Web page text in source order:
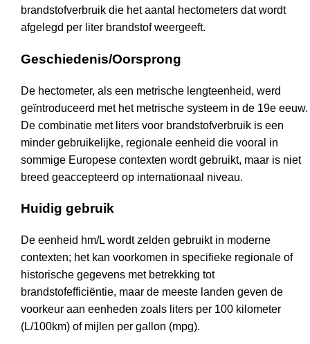
brandstofverbruik die het aantal hectometers dat wordt
afgelegd per liter brandstof weergeeft.
Geschiedenis/Oorsprong
De hectometer, als een metrische lengteenheid, werd
geïntroduceerd met het metrische systeem in de 19e eeuw.
De combinatie met liters voor brandstofverbruik is een
minder gebruikelijke, regionale eenheid die vooral in
sommige Europese contexten wordt gebruikt, maar is niet
breed geaccepteerd op internationaal niveau.
Huidig gebruik
De eenheid hm/L wordt zelden gebruikt in moderne
contexten; het kan voorkomen in specifieke regionale of
historische gegevens met betrekking tot
brandstofefficiëntie, maar de meeste landen geven de
voorkeur aan eenheden zoals liters per 100 kilometer
(L/100km) of mijlen per gallon (mpg).